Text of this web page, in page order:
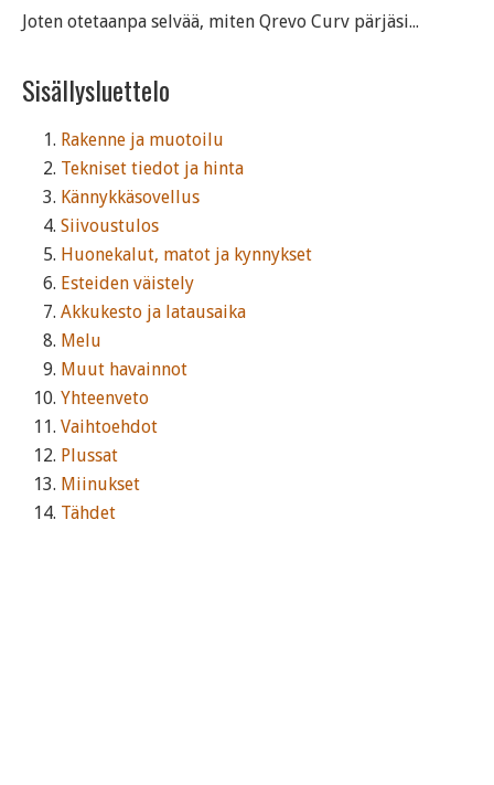
Joten otetaanpa selvää, miten Qrevo Curv pärjäsi...
Sisällysluettelo
Rakenne ja muotoilu
Tekniset tiedot ja hinta
Kännykkäsovellus
Siivoustulos
Huonekalut, matot ja kynnykset
Esteiden väistely
Akkukesto ja latausaika
Melu
Muut havainnot
Yhteenveto
Vaihtoehdot
Plussat
Miinukset
Tähdet